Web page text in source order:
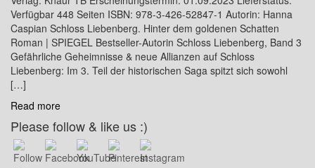
Verfügbar 448 Seiten ISBN: 978-3-426-52847-1 Autorin: Hanna
Caspian Schloss Liebenberg. Hinter dem goldenen Schatten
Roman | SPIEGEL Bestseller-Autorin Schloss Liebenberg, Band 3
Gefährliche Geheimnisse & neue Allianzen auf Schloss
Liebenberg: Im 3. Teil der historischen Saga spitzt sich sowohl
[…]
Read more
Please follow & like us :)